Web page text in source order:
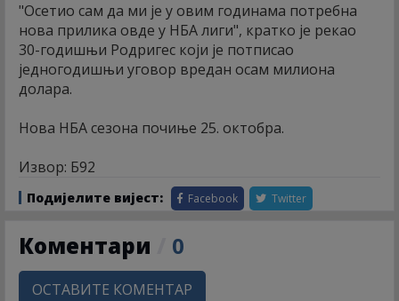
"Осетио сам да ми је у овим годинама потребна
нова прилика овде у НБА лиги", кратко је рекао
30-годишњи Родригес који је потписао
једногодишњи уговор вредан осам милиона
долара.
Нова НБА сезона почиње 25. октобра.
Извор: Б92
Подијелите вијест: Facebook Twitter
Коментари 0
ОСТАВИТЕ КОМЕНТАР